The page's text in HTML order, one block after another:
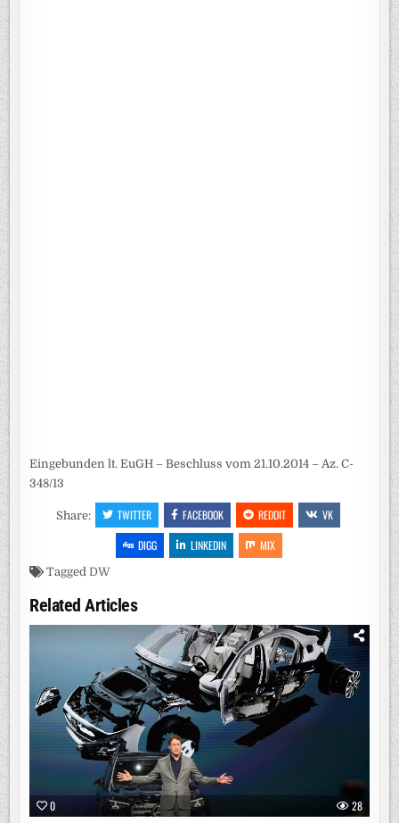
Eingebunden lt. EuGH – Beschluss vom 21.10.2014 – Az. C-
348/13
Share: TWITTER FACEBOOK REDDIT
VK
DIGG
LINKEDIN MIX
TaggedDW
Related Articles
0 28